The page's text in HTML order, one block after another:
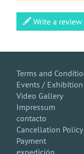
Write a review
Terms and
Events / Exhibition
Video Gallery
Impressum
contacto
Cancellation
Payment
expedición